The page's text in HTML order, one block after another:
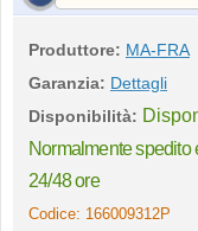
Produttore: MA-FRA
Garanzia: Dettagli
Disponibilità:
Normalmente spedito
24/48 ore
Codice: 166009312P